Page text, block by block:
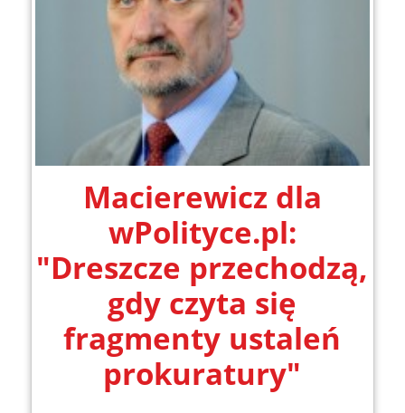
Macierewicz dla
wPolityce.pl:
"Dreszcze przechodzą,
gdy czyta się
fragmenty ustaleń
prokuratury"